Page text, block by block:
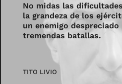
No midas las
la grandeza de los
un enemigo
tremendas batallas.
TITO LIVIO